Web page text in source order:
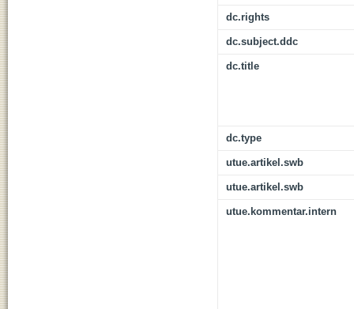
dc.rights
dc.subject.ddc
dc.title
dc.type
utue.artikel.swb
utue.artikel.swb
utue.kommentar.intern